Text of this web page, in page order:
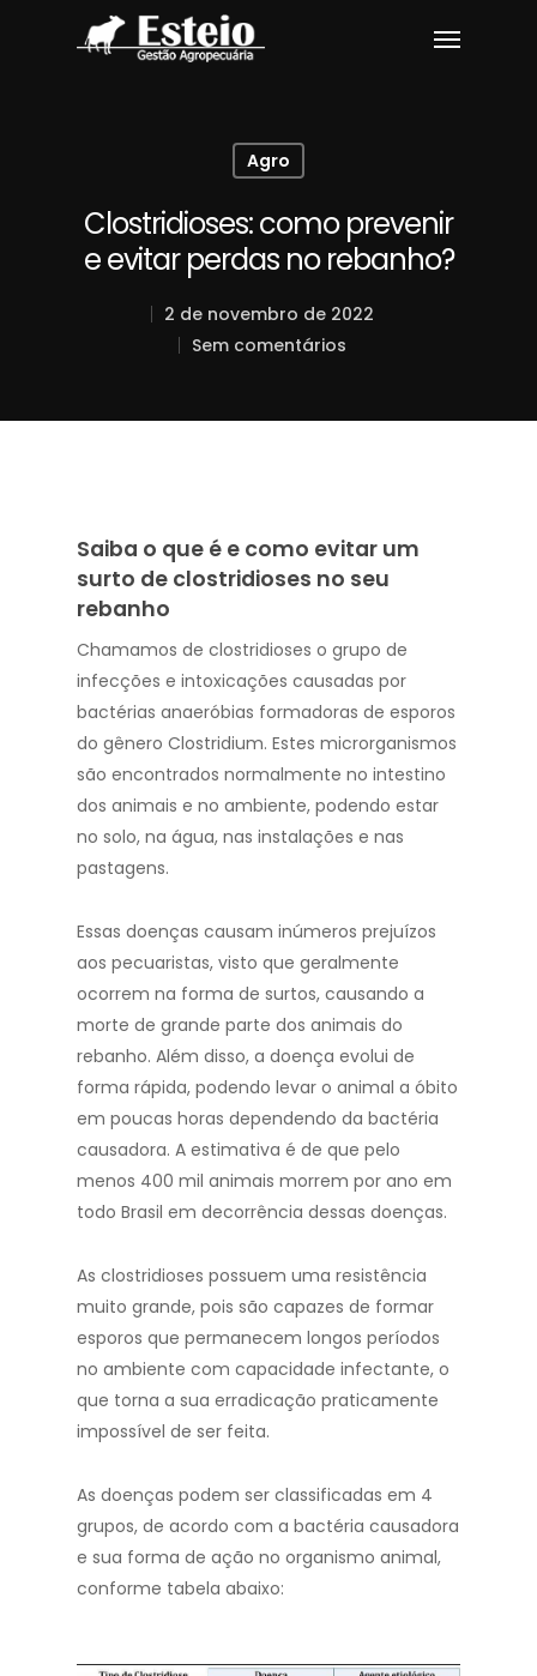
Agro
Clostridioses: como prevenir
e evitar perdas no rebanho?
2 de novembro de 2022
Sem comentários
Saiba o que é e como evitar um
surto de clostridioses no seu
rebanho
Chamamos de clostridioses o grupo de
infecções e intoxicações causadas por
bactérias anaeróbias formadoras de esporos
do gênero Clostridium. Estes microrganismos
são encontrados normalmente no intestino
dos animais e no ambiente, podendo estar
no solo, na água, nas instalações e nas
pastagens.
Essas doenças causam inúmeros prejuízos
aos pecuaristas, visto que geralmente
ocorrem na forma de surtos, causando a
morte de grande parte dos animais do
rebanho. Além disso, a doença evolui de
forma rápida, podendo levar o animal a óbito
em poucas horas dependendo da bactéria
causadora. A estimativa é de que pelo
menos 400 mil animais morrem por ano em
todo Brasil em decorrência dessas doenças.
As clostridioses possuem uma resistência
muito grande, pois são capazes de formar
esporos que permanecem longos períodos
no ambiente com capacidade infectante, o
que torna a sua erradicação praticamente
impossível de ser feita.
As doenças podem ser classificadas em 4
grupos, de acordo com a bactéria causadora
e sua forma de ação no organismo animal,
conforme tabela abaixo: